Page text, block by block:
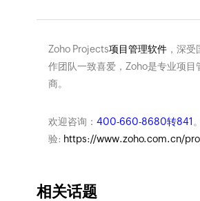
Zoho Projects项目管理软件，深受
作团队一致喜爱，Zoho是专业项目
商。
欢迎咨询： 400-660-8680转841
验: https://www.zoho.com.cn/
相关话题